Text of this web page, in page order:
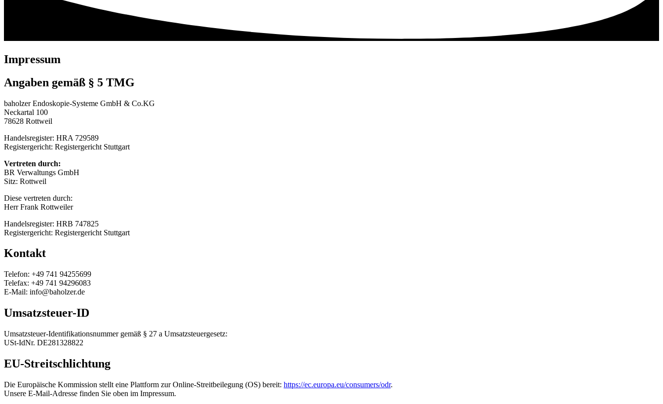
Impressum
Angaben gemäß § 5 TMG
baholzer Endoskopie-Systeme GmbH & Co.KG
Neckartal 100
78628 Rottweil
Handelsregister: HRA 729589
Registergericht: Registergericht Stuttgart
Vertreten durch:
BR Verwaltungs GmbH
Sitz: Rottweil
Diese vertreten durch:
Herr Frank Rottweiler
Handelsregister: HRB 747825
Registergericht: Registergericht Stuttgart
Kontakt
Telefon: +49 741 94255699
Telefax: +49 741 94296083
E-Mail: info@baholzer.de
Umsatzsteuer-ID
Umsatzsteuer-Identifikationsnummer gemäß § 27 a Umsatzsteuergesetz:
USt-IdNr. DE281328822
EU-Streitschlichtung
Die Europäische Kommission stellt eine Plattform zur Online-Streitbeilegung (OS) bereit: https://ec.europa.eu/consumers/odr.
Unsere E-Mail-Adresse finden Sie oben im Impressum.